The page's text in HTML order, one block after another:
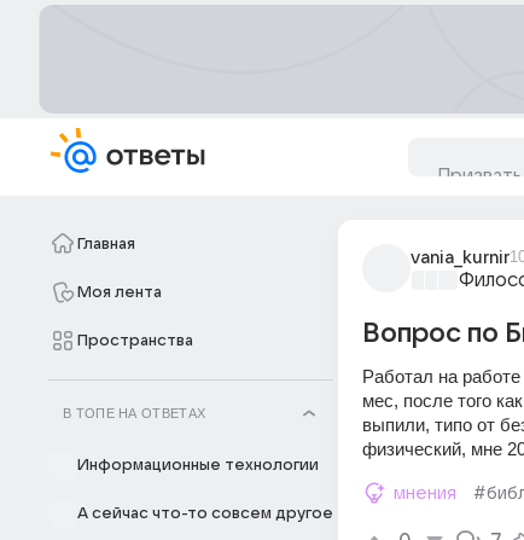
Главная
Моя лента
Пространства
В ТОПЕ НА ОТВЕТАХ
Информационные технологии
А сейчас что-то совсем другое
vania_kurnir
Вопрос по
Работал на
мес, после того
выпили, типо от
физический, мне
мнения